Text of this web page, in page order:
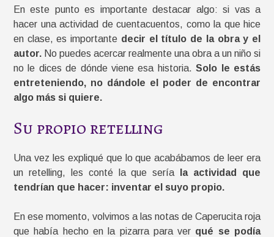
En este punto es importante destacar algo: si vas a
hacer una actividad de cuentacuentos, como la que hice
en clase, es importante decir el título de la obra y el
autor. No puedes acercar realmente una obra a un niño si
no le dices de dónde viene esa historia.Solo le estás
entreteniendo, no dándole el poder de encontrar
algo más si quiere.
Su propio retelling
Una vez les expliqué que lo que acabábamos de leer era
un retelling, les conté la que sería
la actividad que
tendrían que hacer: inventar el suyo propio.
En ese momento, volvimos a las notas de Caperucita roja
que había hecho en la pizarra para ver qué se podía